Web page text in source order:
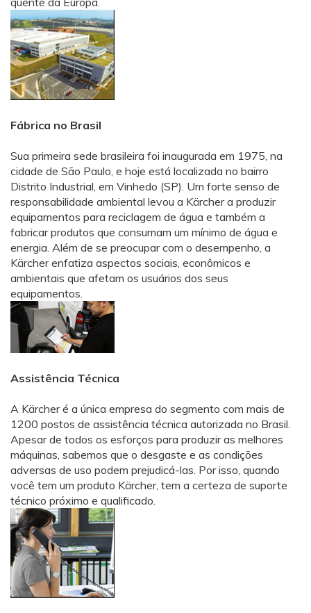
Fábrica no Brasil
Sua primeira sede brasileira foi inaugurada em 1975, na
cidade de São Paulo, e hoje está localizada no bairro
Distrito Industrial, em Vinhedo (SP). Um forte senso de
responsabilidade ambiental levou a Kärcher a produzir
equipamentos para reciclagem de água e também a
fabricar produtos que consumam um mínimo de água e
energia. Além de se preocupar com o desempenho, a
Kärcher enfatiza aspectos sociais, econômicos e
ambientais que afetam os usuários dos seus
equipamentos.
Assistência Técnica
A Kärcher é a única empresa do segmento com mais de
1200 postos de assistência técnica autorizada no Brasil.
Apesar de todos os esforços para produzir as melhores
máquinas, sabemos que o desgaste e as condições
adversas de uso podem prejudicá-las. Por isso, quando
você tem um produto Kärcher, tem a certeza de suporte
técnico próximo e qualificado.